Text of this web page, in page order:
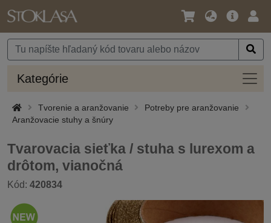
Jazyk
Mena
Hlavná
Kategórie
Tvorenie a aranžovanie
Potreby pre aranžovanie
Aranžovacie stuhy a šnúry
Tvarovacia sieťka / stuha s lurexom a
drôtom, vianočná
Kód: 420834